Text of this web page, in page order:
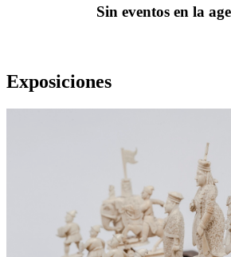
Sin eventos en la
Exposiciones